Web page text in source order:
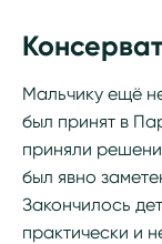
Мальчику ещё
был принят в
приняли
был явно
Закончилось
практически и